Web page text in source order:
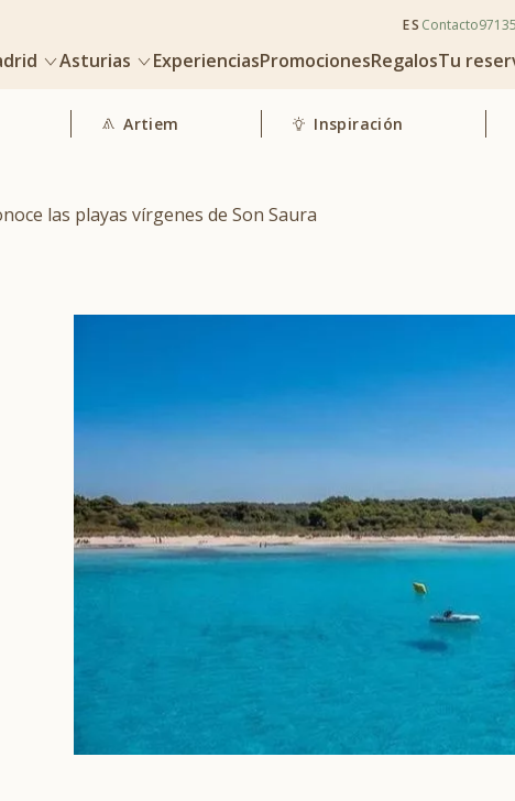
Asturias ExperienciasPromocionesRegalosTu
Contacto
ES
Artiem Inspiración
las playas vírgenes de Son Saura